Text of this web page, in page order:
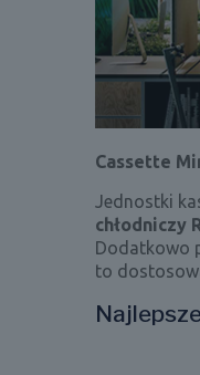
Cassette
Jednostki
chłodniczy
Dodatkowo
to